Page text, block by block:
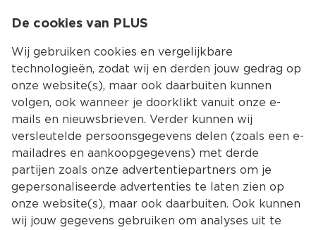
Kies jouw
De cookies van PLUS
Wij gebruiken cookies en vergelijkbare
technologieën, zodat wij en derden jouw gedrag op
onze website(s), maar ook daarbuiten kunnen
volgen, ook wanneer je doorklikt vanuit onze e-
mails en nieuwsbrieven. Verder kunnen wij
versleutelde persoonsgegevens delen (zoals een e-
mailadres en aankoopgegevens) met derde
partijen zoals onze advertentiepartners om je
gepersonaliseerde advertenties te laten zien op
onze website(s), maar ook daarbuiten. Ook kunnen
wij jouw gegevens gebruiken om analyses uit te